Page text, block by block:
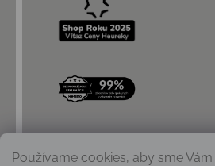
Používame cookies, aby sme